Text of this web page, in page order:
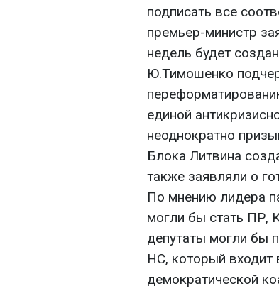
подписать все
премьер-министр
недель будет
Ю.Тимошенко
единой
неоднократно
Блока Литвина
также заявляли о
По мнению лидера
могли бы стать ПР,
депутаты могли бы
НС, который входит
демократической